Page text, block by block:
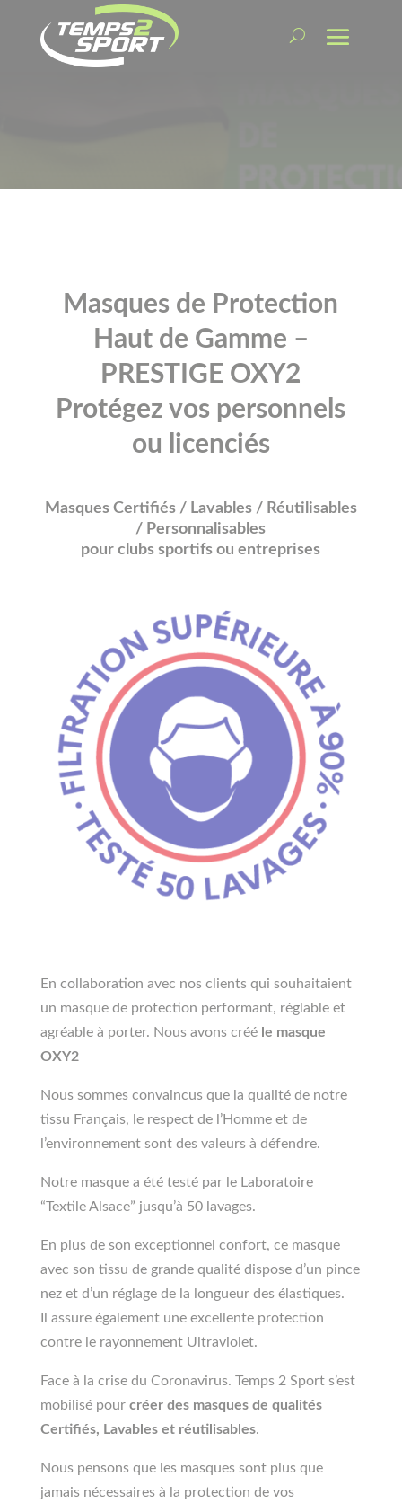
Masques de Protection
Haut de Gamme –
PRESTIGE OXY2
Protégez vos personnels
ou licenciés
Masques Certifiés / Lavables / Réutilisables
/ Personnalisables
pour clubs sportifs ou entreprises
En collaboration avec nos clients qui souhaitaient
un masque de protection performant, réglable et
agréable à porter. Nous avons créé le masque
OXY2
Nous sommes convaincus que la qualité de notre
tissu Français, le respect de l’Homme et de
l’environnement sont des valeurs à défendre.
Notre masque a été testé par le Laboratoire
“Textile Alsace” jusqu’à 50 lavages.
En plus de son exceptionnel confort, ce masque
avec son tissu de grande qualité dispose d’un pince
nez et d’un réglage de la longueur des élastiques.
Il assure également une excellente protection
contre le rayonnement Ultraviolet.
Face à la crise du Coronavirus. Temps 2 Sport s’est
mobilisé pour créer des masques de qualités
Certifiés, Lavables et réutilisables.
Nous pensons que les masques sont plus que
jamais nécessaires à la protection de vos